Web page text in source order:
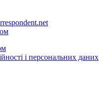
і персональних даних